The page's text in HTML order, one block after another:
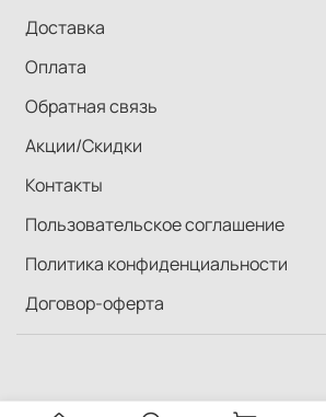
Доставка
Оплата
Обратная связь
Акции/Скидки
Контакты
Пользовательское соглашение
Политика конфиденциальности
Договор-оферта